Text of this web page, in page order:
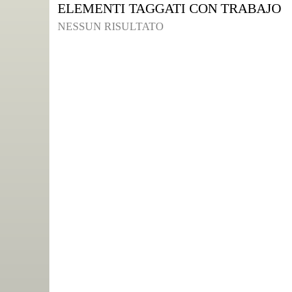
ELEMENTI TAGGATI CON TRABAJO
NESSUN RISULTATO